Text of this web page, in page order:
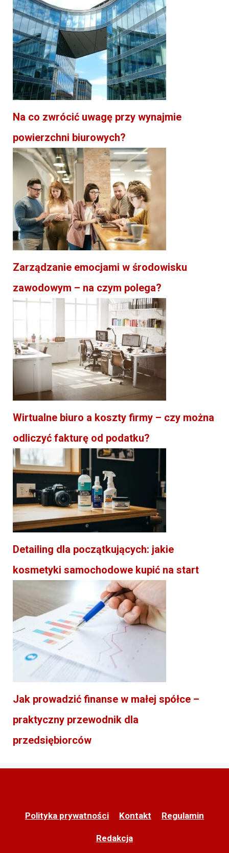
Na co zwrócić uwagę przy wynajmie
powierzchni biurowych?
Zarządzanie emocjami w środowisku
zawodowym – na czym polega?
Wirtualne biuro a koszty firmy – czy można
odliczyć fakturę od podatku?
Detailing dla początkujących: jakie
kosmetyki samochodowe kupić na start
Jak prowadzić finanse w małej spółce –
praktyczny przewodnik dla
przedsiębiorców
Polityka prywatności Kontakt Regulamin
Redakcja